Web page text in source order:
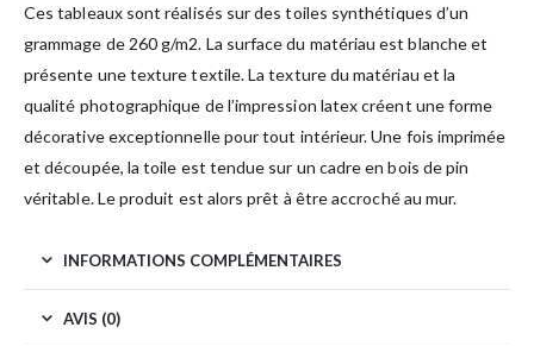
Ces tableaux sont réalisés sur des toiles synthétiques d’un
grammage de 260 g/m2. La surface du matériau est blanche et
présente une texture textile. La texture du matériau et la
qualité photographique de l’impression latex créent une forme
décorative exceptionnelle pour tout intérieur. Une fois imprimée
et découpée, la toile est tendue sur un cadre en bois de pin
véritable. Le produit est alors prêt à être accroché au mur.
INFORMATIONS COMPLÉMENTAIRES
AVIS (0)